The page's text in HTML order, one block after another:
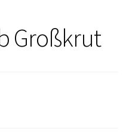
Großkrut